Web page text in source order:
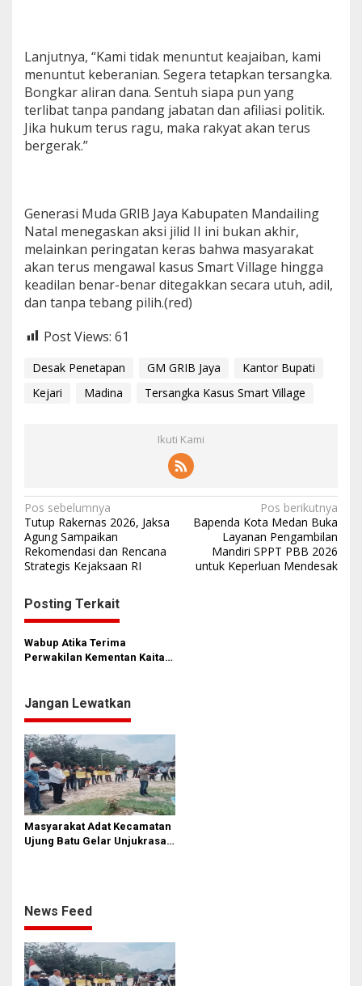
Lanjutnya, “Kami tidak menuntut keajaiban, kami
menuntut keberanian. Segera tetapkan tersangka.
Bongkar aliran dana. Sentuh siapa pun yang
terlibat tanpa pandang jabatan dan afiliasi politik.
Jika hukum terus ragu, maka rakyat akan terus
bergerak.”
Generasi Muda GRIB Jaya Kabupaten Mandailing
Natal menegaskan aksi jilid II ini bukan akhir,
melainkan peringatan keras bahwa masyarakat
akan terus mengawal kasus Smart Village hingga
keadilan benar-benar ditegakkan secara utuh, adil,
dan tanpa tebang pilih.(red)
Post Views: 61
Desak Penetapan GM GRIB Jaya
Kantor Bupati
Kejari
Madina Tersangka Kasus Smart Village
Ikuti Kami
N
a
v
g
a
s
p
o
s
Pos sebelumnya
Tutup Rakernas 2026, Jaksa
Agung Sampaikan
Rekomendasi dan Rencana
Strategis Kejaksaan RI
Pos berikutnya
Bapenda Kota Medan Buka
Layanan Pengambilan
Mandiri SPPT PBB 2026
untuk Keperluan Mendesak
Posting Terkait
Wabup Atika Terima
Perwakilan Kementan Kaitan
Jangan Lewatkan
Masyarakat Adat Kecamatan
Ujung Batu Gelar Unjukrasa,
News Feed